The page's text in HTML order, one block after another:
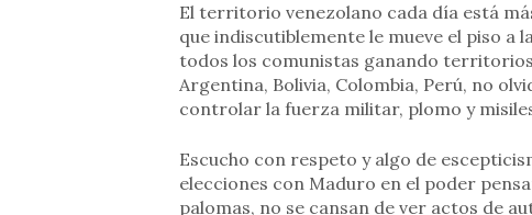
El territorio venezolano cada día está
que indiscutiblemente le mueve el piso a
todos los comunistas ganando
Argentina, Bolivia, Colombia, Perú, no
controlar la fuerza militar, plomo y
Escucho con respeto y algo de
elecciones con Maduro en el poder
palomas, no se cansan de ver actos de